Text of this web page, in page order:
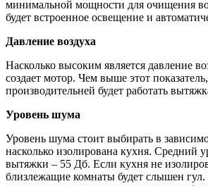
минимальной мощности для очищения
будет встроенное освещение и
Давление воздуха
Насколько высоким является давление
создает мотор. Чем выше этот
производительней будет работать
Уровень шума
Уровень шума стоит выбирать в
насколько изолирована кухня. Средний
вытяжки – 55 Дб. Если кухня не
близлежащие комнаты будет слышен